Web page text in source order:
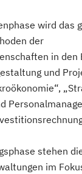
wird das
der
in den
und
stehen
im